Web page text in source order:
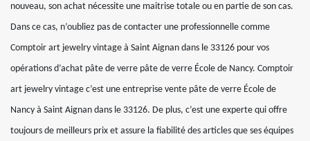
nouveau, son achat nécessite une maitrise totale ou en partie de son cas.
Dans ce cas, n’oubliez pas de contacter une professionnelle comme
Comptoir art jewelry vintage à Saint Aignan dans le 33126 pour vos
opérations d’achat pâte de verre pâte de verre École de Nancy. Comptoir
art jewelry vintage c’est une entreprise vente pâte de verre École de
Nancy à Saint Aignan dans le 33126. De plus, c’est une experte qui offre
toujours de meilleurs prix et assure la fiabilité des articles que ses équipes